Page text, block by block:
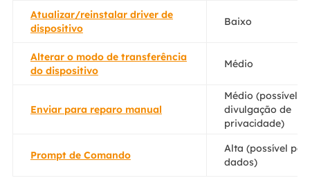
Atualizar/reinstalar driver de
dispositivo
Baixo
Alterar o modo de transferência
do dispositivo
Médio
Enviar para reparo manual
Médio (possível
divulgação de
privacidade)
Prompt de Comando
Alta (possível
dados)